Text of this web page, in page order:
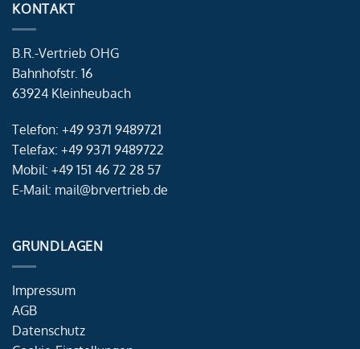
KONTAKT
B.R.-Vertrieb OHG
Bahnhofstr. 16
63924 Kleinheubach
Telefon: +49 9371 9489721
Telefax: +49 9371 9489722
Mobil: +49 151 46 72 28 57
E-Mail: mail@brvertrieb.de
GRUNDLAGEN
Impressum
AGB
Datenschutz